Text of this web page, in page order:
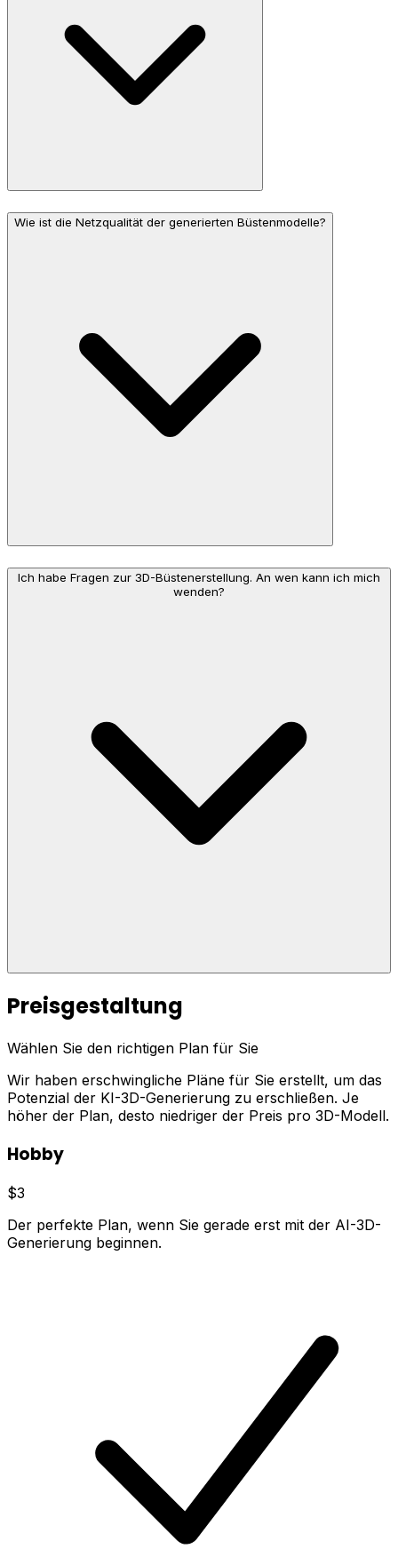
Wie ist die Netzqualität der generierten Büstenmodelle?
Ich habe Fragen zur 3D-Büstenerstellung. An wen kann ich mich
wenden?
Preisgestaltung
Wählen Sie den richtigen Plan für Sie
Wir haben erschwingliche Pläne für Sie erstellt, um das
Potenzial der KI-3D-Generierung zu erschließen. Je
höher der Plan, desto niedriger der Preis pro 3D-Modell.
Hobby
$3
Der perfekte Plan, wenn Sie gerade erst mit der AI-3D-
Generierung beginnen.